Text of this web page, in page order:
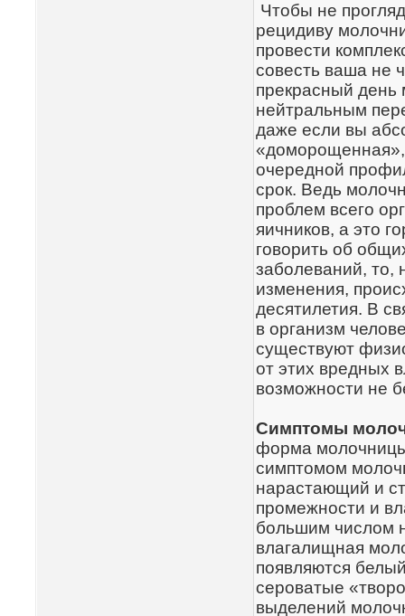
Чтобы не
рецидиву
провести
совесть ваша не
прекрасный день
нейтральным
даже если вы
«доморощенная»,
очередной
срок. Ведь
проблем всего
яичников, а это
говорить об
заболеваний, то,
изменения,
десятилетия. В
в организм
существуют
от этих вредных
возможности не
Симптомы
форма
симптомом
нарастающий и
промежности и
большим числом
влагалищная
появляются
сероватые
выделений